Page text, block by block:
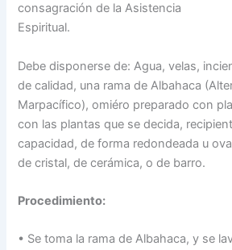
consagración de la Asistencia
Espiritual.
Debe disponerse de: Agua, velas,
de calidad, una rama de Albahaca
Marpacífico), omiéro preparado con
con las plantas que se decida,
capacidad, de forma redondeada u
de cristal, de cerámica, o de barro.
Procedimiento:
• Se toma la rama de Albahaca, y se